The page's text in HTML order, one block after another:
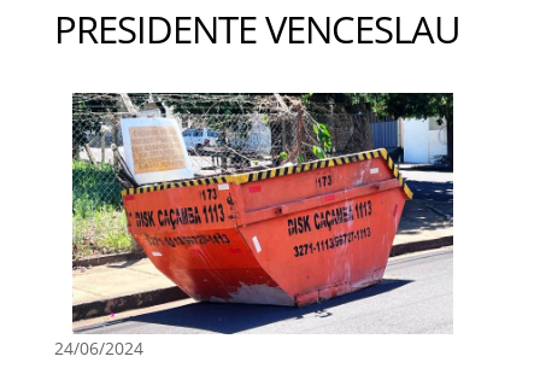
PRESIDENTE VENCESLAU
24/06/2024